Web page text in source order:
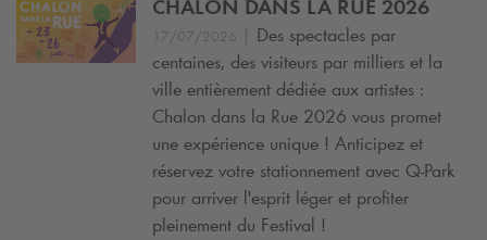
CHALON DANS LA RUE 2026
17/07/2026 | Des spectacles par
centaines, des visiteurs par milliers et la
ville entièrement dédiée aux artistes :
Chalon dans la Rue 2026 vous promet
une expérience unique ! Anticipez et
réservez votre stationnement avec Q-Park
pour arriver l'esprit léger et profiter
pleinement du Festival !